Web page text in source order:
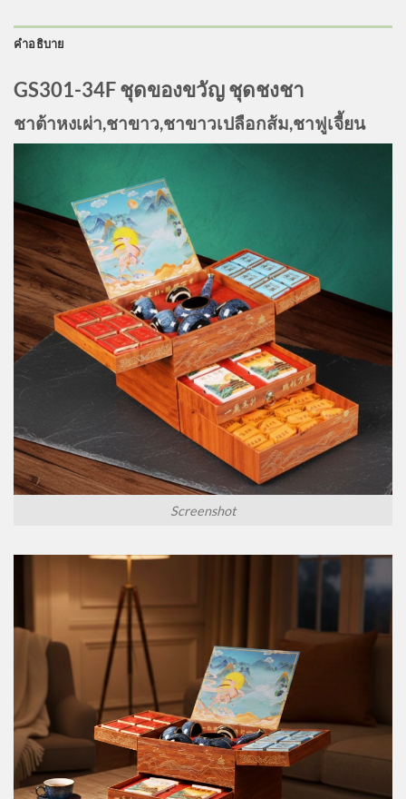
คำอธิบาย
GS301-34F ชุดของขวัญ ชุดชงชา
ชาต้าหงเผ่า,ชาขาว,ชาขาวเปลือกส้ม,ชาฟูเจี้ยน
Screenshot